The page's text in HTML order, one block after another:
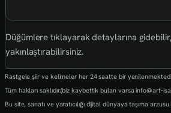
Düğümlere tıklayarak detaylarına
yakınlaştırabilirsiniz.
Rastgele şiir ve kelimeler her 24 saatte bir
Tüm hakları saklıdır.(biz kaybettik bulan varsa info@art-
Bu site, sanatı ve yaratıcılığı dijital dünyaya taşıma